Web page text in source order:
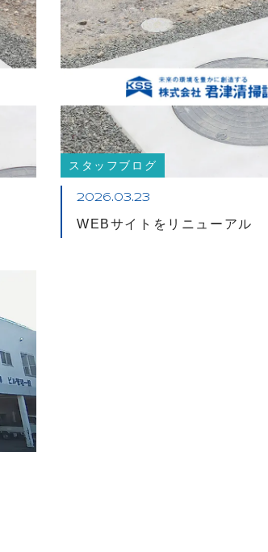
スタッフブログ
2026.03.23
WEBサイトをリニューアル